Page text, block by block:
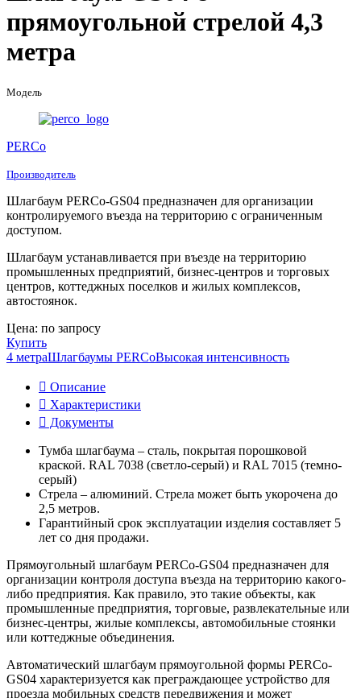
прямоугольной стрелой 4,3
метра
Модель
PERCo
Производитель
Шлагбаум PERCo-GS04 предназначен для организации
контролируемого въезда на территорию с ограниченным
доступом.
Шлагбаум устанавливается при въезде на территорию
промышленных предприятий, бизнес-центров и торговых
центров, коттеджных поселков и жилых комплексов,
автостоянок.
Цена: по запросу
Купить
4 метраШлагбаумы PERCoВысокая интенсивность
Описание
Характеристики
Документы
Тумба шлагбаума – сталь, покрытая порошковой
краской. RAL 7038 (светло-серый) и RAL 7015 (темно-
серый)
Стрела – алюминий. Стрела может быть укорочена до
2,5 метров.
Гарантийный срок эксплуатации изделия составляет 5
лет со дня продажи.
Прямоугольный шлагбаум PERCo-GS04 предназначен для
организации контроля доступа въезда на территорию какого-
либо предприятия. Как правило, это такие объекты, как
промышленные предприятия, торговые, развлекательные или
бизнес-центры, жилые комплексы, автомобильные стоянки
или коттеджные объединения.
Автоматический шлагбаум прямоугольной формы PERCo-
GS04 характеризуется как преграждающее устройство для
проезда мобильных средств передвижения и может